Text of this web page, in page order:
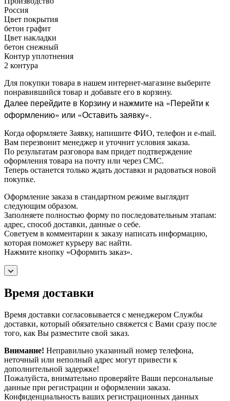
Россия
Цвет покрытия
бетон графит
Цвет накладки
бетон снежный
Контур уплотнения
2 контура
Для покупки товара в нашем интернет-магазине выберите
понравившийся товар и добавьте его в корзину.
Далее перейдите в Корзину и нажмите на «Перейти к
оформлению» или «Оставить заявку».
Когда оформляете Заявку, напишите ФИО, телефон и e-mail.
Вам перезвонит менеджер и уточнит условия заказа.
По результатам разговора вам придет подтверждение
оформления товара на почту или через СМС.
Теперь останется только ждать доставки и радоваться новой
покупке.
Оформление заказа в стандартном режиме выглядит
следующим образом.
Заполняете полностью форму по последовательным этапам:
адрес, способ доставки, данные о себе.
Советуем в комментарии к заказу написать информацию,
которая поможет курьеру вас найти.
Нажмите кнопку «Оформить заказ».
Время доставки
Время доставки согласовывается с менеджером Службы
доставки, который обязательно свяжется с Вами сразу после
того, как Вы разместите свой заказ.
Внимание! Неправильно указанный номер телефона,
неточный или неполный адрес могут привести к
дополнительной задержке!
Пожалуйста, внимательно проверяйте Ваши персональные
данные при регистрации и оформлении заказа.
Конфиденциальность ваших регистрационных данных